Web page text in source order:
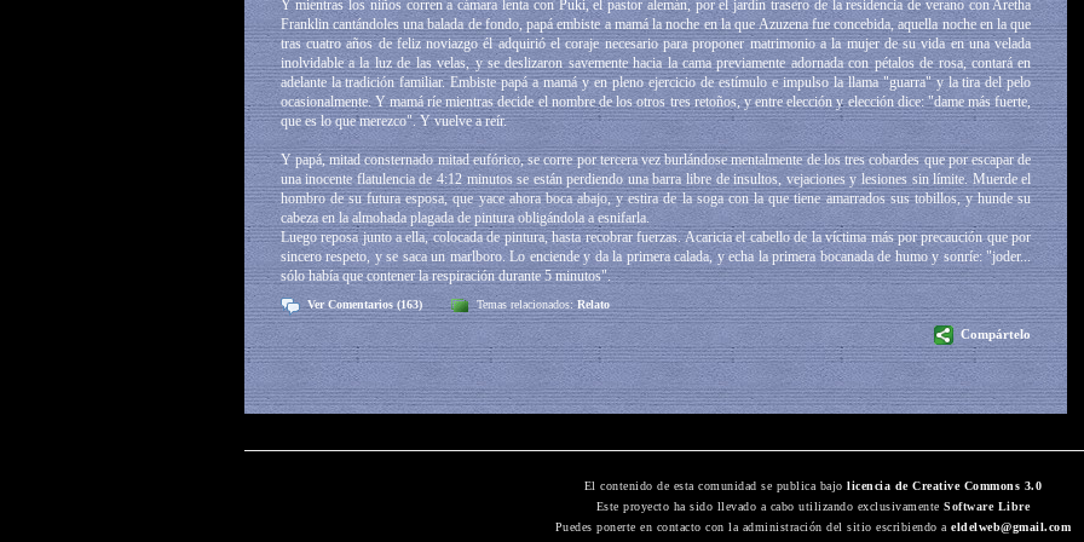
Y mientras los niños corren a cámara lenta con Puki, el pastor alemán, por el jardín trasero de la residencia de verano con Aretha
Franklin cantándoles una balada de fondo, papá embiste a mamá la noche en la que Azuzena fue concebida, aquella noche en la que
tras cuatro años de feliz noviazgo él adquirió el coraje necesario para proponer matrimonio a la mujer de su vida en una velada
inolvidable a la luz de las velas, y se deslizaron savemente hacia la cama previamente adornada con pétalos de rosa, contará en
adelante la tradición familiar. Embiste papá a mamá y en pleno ejercicio de estímulo e impulso la llama "guarra" y la tira del pelo
ocasionalmente. Y mamá ríe mientras decide el nombre de los otros tres retoños, y entre elección y elección dice: "dame más fuerte,
que es lo que merezco". Y vuelve a reír.
Y papá, mitad consternado mitad eufórico, se corre por tercera vez burlándose mentalmente de los tres cobardes que por escapar de
una inocente flatulencia de 4:12 minutos se están perdiendo una barra libre de insultos, vejaciones y lesiones sin límite. Muerde el
hombro de su futura esposa, que yace ahora boca abajo, y estira de la soga con la que tiene amarrados sus tobillos, y hunde su
cabeza en la almohada plagada de pintura obligándola a esnifarla.
Luego reposa junto a ella, colocada de pintura, hasta recobrar fuerzas. Acaricia el cabello de la víctima más por precaución que por
sincero respeto, y se saca un marlboro. Lo enciende y da la primera calada, y echa la primera bocanada de humo y sonríe: "joder...
sólo había que contener la respiración durante 5 minutos".
Ver Comentarios (163) Temas relacionados: Relato
Compártelo
El contenido de esta comunidad se publica bajolicencia de Creative Commons 3.0
Este proyecto ha sido llevado a cabo utilizando exclusivamenteSoftware Libre
Puedes ponerte en contacto con la administración del sitio escribiendo aeldelweb@gmail.com